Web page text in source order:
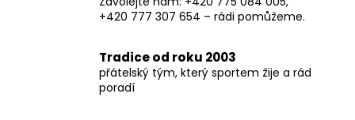
+420 777 307 654 – rádi pomůžeme.
Tradice od roku 2003
přátelský tým, který sportem žije a rád
poradí